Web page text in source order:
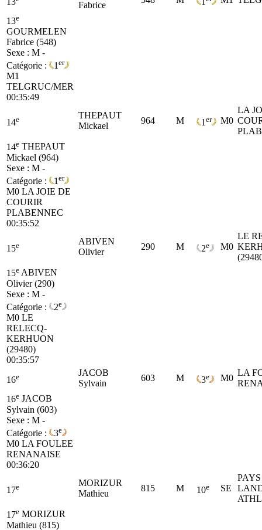
Fabrice
13e
GOURMELEN
Fabrice (548)
Sexe : M -
Catégorie :
1 er
M1
TELGRUC/MER
00:35:49
14e
THEPAUT
Mickael
964 M 1 er M0
LA
14e THEPAUT
Mickael (964)
Sexe : M -
Catégorie :
1 er
M0 LA JOIE DE
COURIR
PLABENNEC
00:35:52
15e
ABIVEN
Olivier
290 M 2e M0
LE
15e ABIVEN
Olivier (290)
Sexe : M -
Catégorie :
2e
M0 LE
RELECQ-
KERHUON
(29480)
00:35:57
16e
JACOB
Sylvain
603 M 3e M0
LA
16e JACOB
Sylvain (603)
Sexe : M -
Catégorie :
3e
M0 LA FOULEE
RENANAISE
00:36:20
17e
MORIZUR
Mathieu
815 M 10e SE
17e MORIZUR
Mathieu (815)